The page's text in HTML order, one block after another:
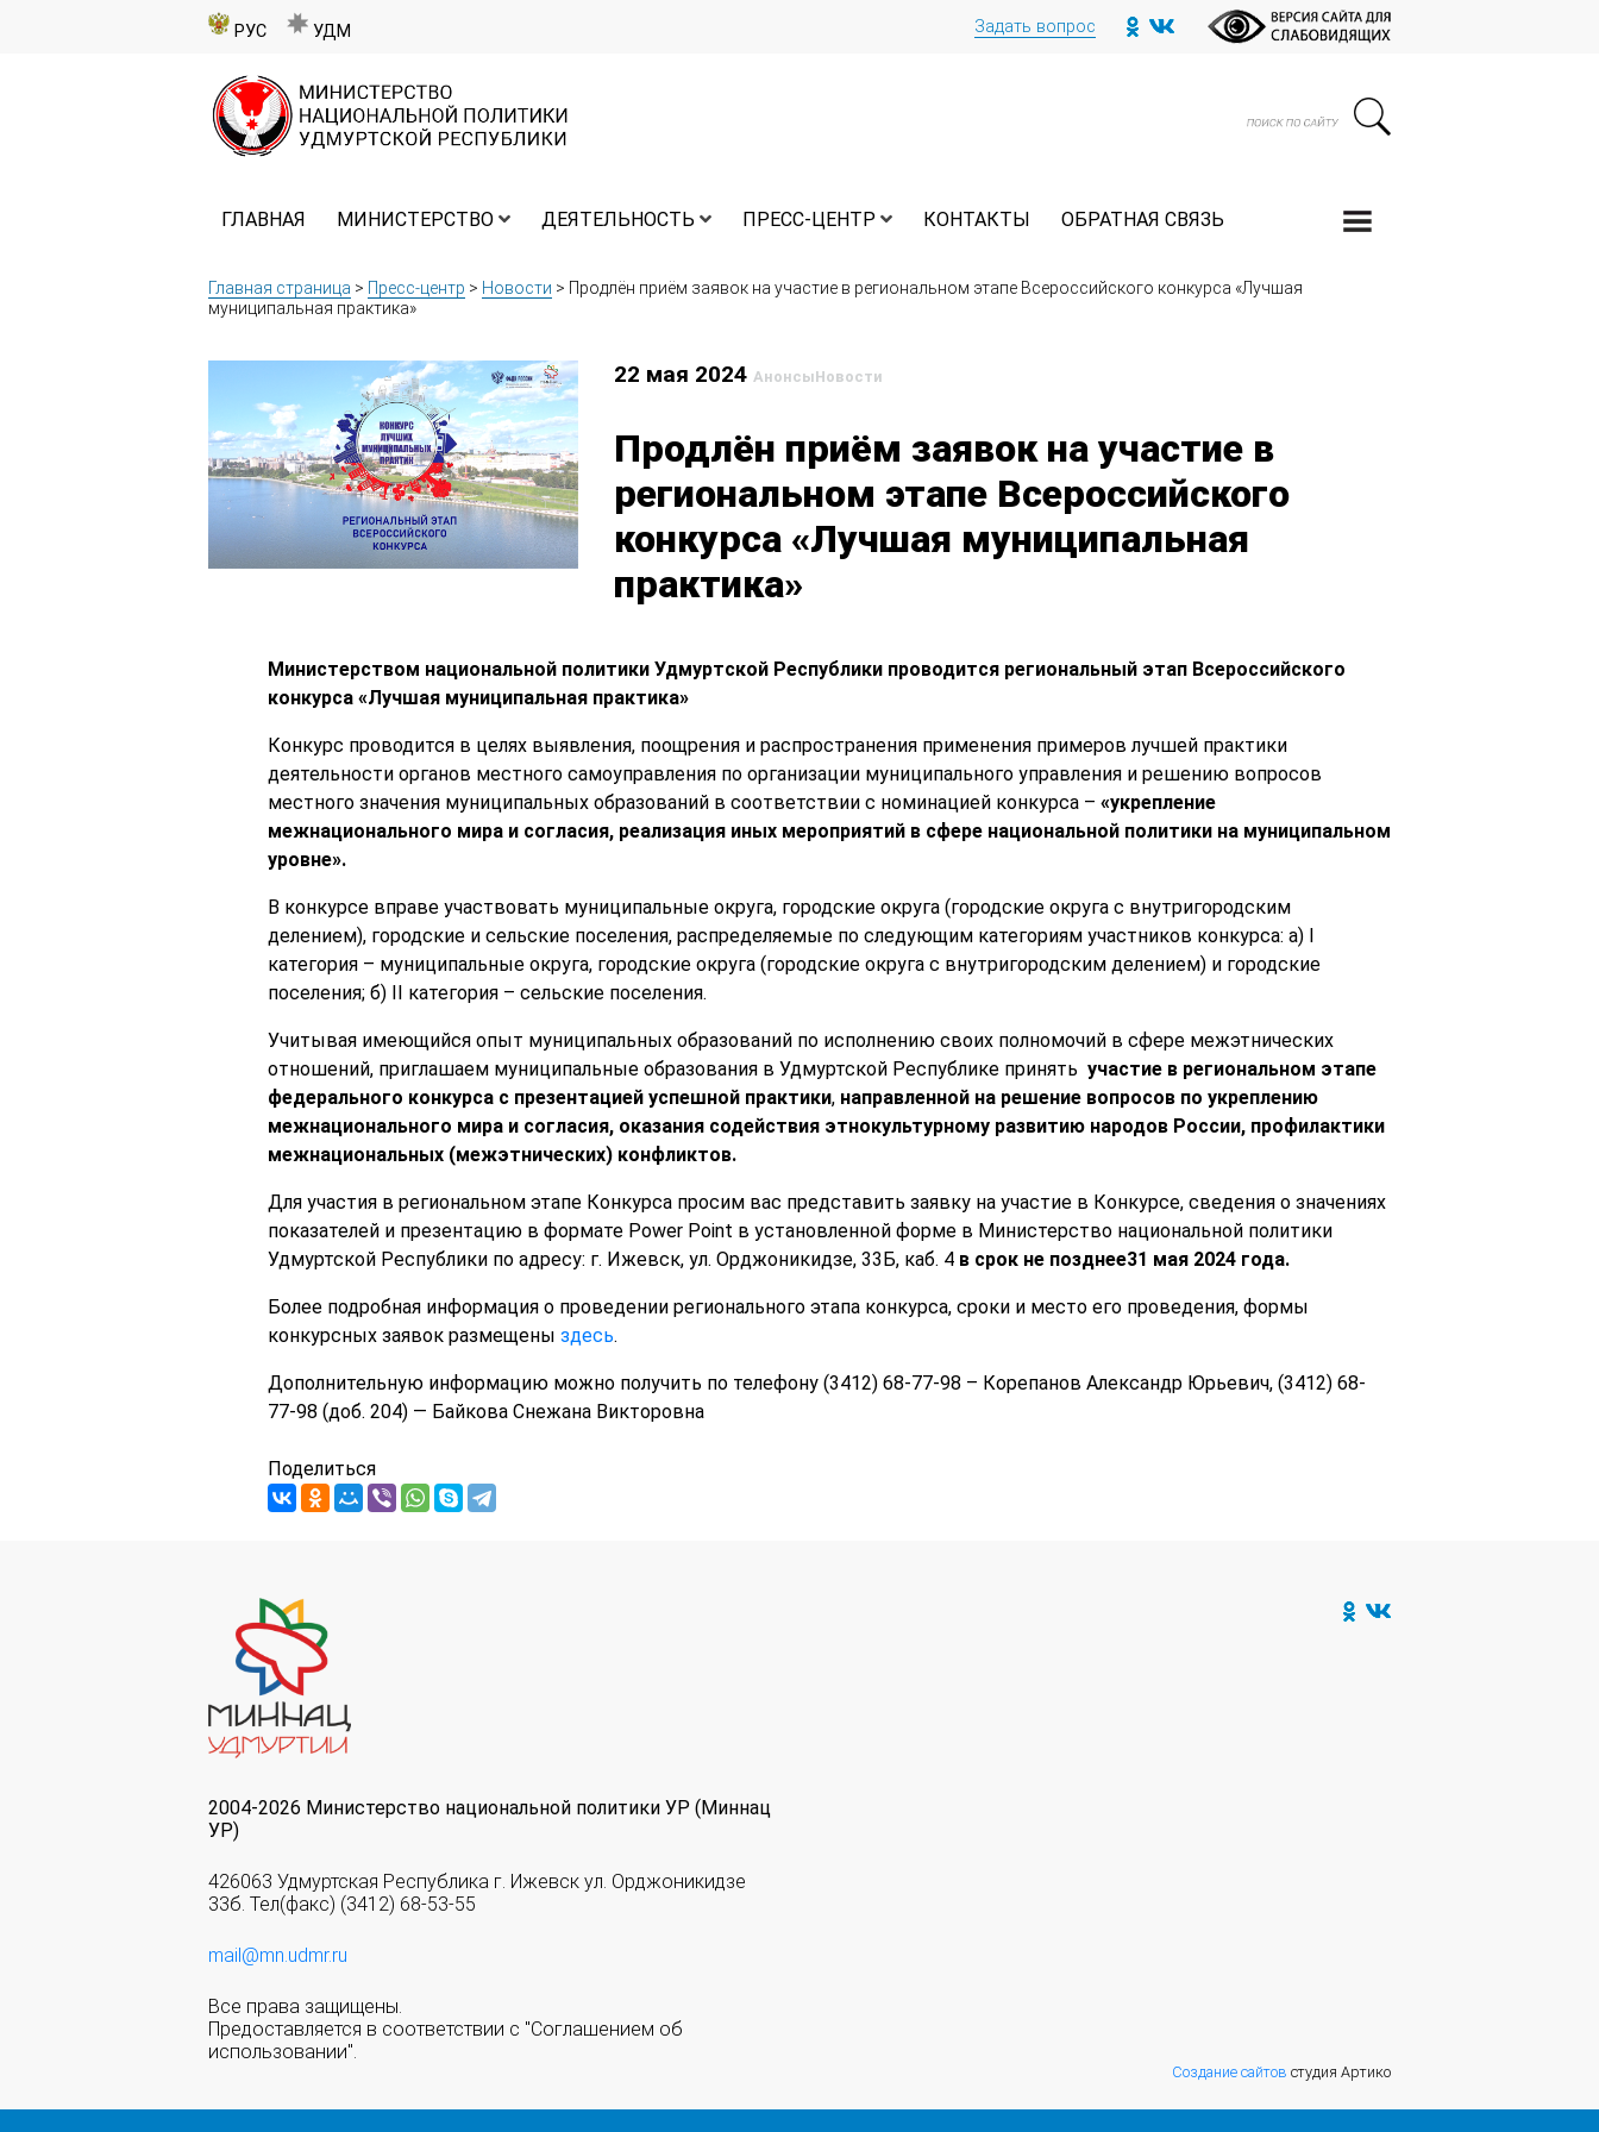
РУС УДМ Задать вопрос
ГЛАВНАЯ МИНИСТЕРСТВО ДЕЯТЕЛЬНОСТЬ ПРЕСС-ЦЕНТР КОНТАКТЫ ОБРАТНАЯ СВЯЗЬ
Главная страница > Пресс-центр > Новости > Продлён приём заявок на участие в региональном этапе Всероссийского конкурса «Лучшая
муниципальная практика»
22 мая 2024АнонсыНовости
Продлён приём заявок на участие в
региональном этапе Всероссийского
конкурса «Лучшая муниципальная
практика»
Министерством национальной политики Удмуртской Республики проводится региональный этап Всероссийского
конкурса «Лучшая муниципальная практика»
Конкурс проводится в целях выявления, поощрения и распространения применения примеров лучшей практики
деятельности органов местного самоуправления по организации муниципального управления и решению вопросов
местного значения муниципальных образований в соответствии с номинацией конкурса – «укрепление
межнационального мира и согласия, реализация иных мероприятий в сфере национальной политики на муниципальном
уровне».
В конкурсе вправе участвовать муниципальные округа, городские округа (городские округа с внутригородским
делением), городские и сельские поселения, распределяемые по следующим категориям участников конкурса: а) I
категория – муниципальные округа, городские округа (городские округа с внутригородским делением) и городские
поселения; б) II категория – сельские поселения.
Учитывая имеющийся опыт муниципальных образований по исполнению своих полномочий в сфере межэтнических
отношений, приглашаем муниципальные образования в Удмуртской Республике принять участие в региональном этапе
федерального конкурса с презентацией успешной практики, направленной на решение вопросов по укреплению
межнационального мира и согласия, оказания содействия этнокультурному развитию народов России, профилактики
межнациональных (межэтнических) конфликтов.
Для участия в региональном этапе Конкурса просим вас представить заявку на участие в Конкурсе, сведения о значениях
показателей и презентацию в формате Power Point в установленной форме в Министерство национальной политики
Удмуртской Республики по адресу: г. Ижевск, ул. Орджоникидзе, 33Б, каб. 4 в срок не позднее31 мая 2024 года.
Более подробная информация о проведении регионального этапа конкурса, сроки и место его проведения, формы
конкурсных заявок размещены здесь.
Дополнительную информацию можно получить по телефону (3412) 68-77-98 – Корепанов Александр Юрьевич, (3412) 68-
77-98 (доб. 204) — Байкова Снежана Викторовна
Поделиться
2004-2026 Министерство национальной политики УР (Миннац
УР)
426063 Удмуртская Республика г. Ижевск ул. Орджоникидзе
33б. Тел(факс) (3412) 68-53-55
mail@mn.udmr.ru
Все права защищены.
Предоставляется в соответствии с "Соглашением об
использовании".
Создание сайтов студия Артико